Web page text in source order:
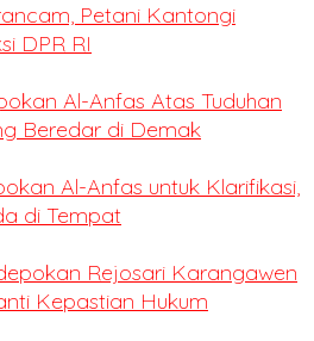
Petani Kantongi
DPR RI
Al-Anfas Atas Tuduhan
Beredar di Demak
Al-Anfas untuk Klarifikasi,
di Tempat
Rejosari Karangawen
Kepastian Hukum